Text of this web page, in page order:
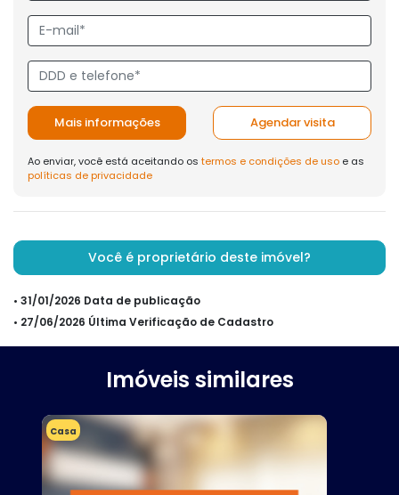
Mais informações Agendar visita
Ao enviar, você está aceitando os termos e condições de uso e as
políticas de privacidade
Você é proprietário deste imóvel?
• 31/01/2026 Data de publicação
• 27/06/2026 Última Verificação de Cadastro
Imóveis similares
Casa